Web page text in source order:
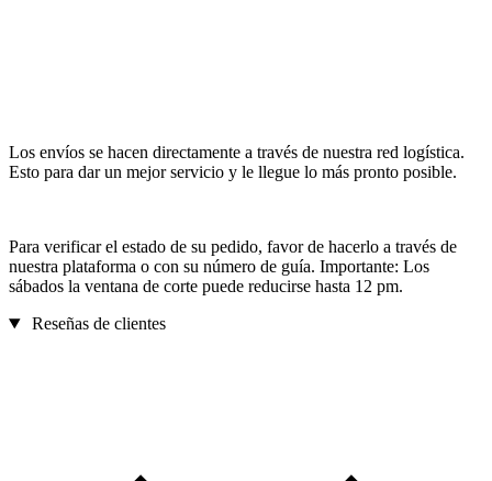
Los envíos se hacen directamente a través de nuestra red logística.
Esto para dar un mejor servicio y le llegue lo más pronto posible.
Para verificar el estado de su pedido, favor de hacerlo a través de
nuestra plataforma o con su número de guía. Importante: Los
sábados la ventana de corte puede reducirse hasta 12 pm.
Reseñas de clientes